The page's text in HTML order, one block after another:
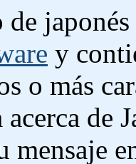
y
o más
de
mensaje